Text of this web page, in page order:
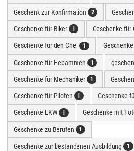
Geschenk zur Konfirmation 2
Geschenke für Biker 1 Geschenke für
Geschenke für den Chef 1
Geschenke für Hebammen 1
Geschenke für Mechaniker 1
Geschenke für Piloten 1 Geschenke
Geschenke LKW 1 Geschenke mit
Geschenke zu Berufen 1
Geschenke zur bestandenen Ausbildung 1